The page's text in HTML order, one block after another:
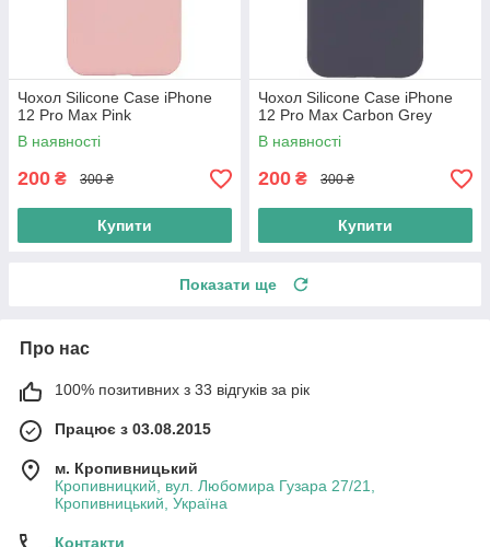
Чохол Silicone Case iPhone
12 Pro Max Pink
В наявності
200 ₴ 300 ₴
Купити
Чохол Silicone Case iPhone
12 Pro Max Carbon Grey
В наявності
200 ₴ 300 ₴
Купити
Показати ще
Про нас
100% позитивних з 33 відгуків за рік
Працює з 03.08.2015
м. Кропивницький
Кропивницкий, вул. Любомира Гузара 27/21,
Кропивницький, Україна
Контакти